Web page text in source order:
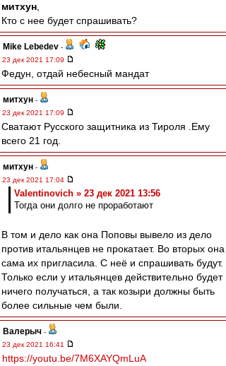
митхун
Кто с нее будет спрашивать?
Mike Lebedev -
23 дек 2021 17:09
Федун, отдай небесный мандат
митхун -
23 дек 2021 17:09
Сватают Русского защитника из Тироля .Ему
всего 21 год.
митхун -
23 дек 2021 17:04
Valentinovich » 23 дек 2021 13:56
Тогда они долго не проработают
В том и дело как она Поповы вывело из дело
против итальянцев не прокатает. Во вторых она
сама их пригласила. С неё и спрашивать будут.
Только если у итальянцев действительно будет
ничего получаться, а так козыри должны быть
более сильные чем были.
Валерыч -
23 дек 2021 16:41
https://youtu.be/7M6XAYQmLuA